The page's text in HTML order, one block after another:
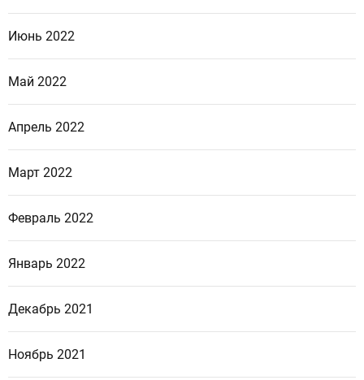
Июнь 2022
Май 2022
Апрель 2022
Март 2022
Февраль 2022
Январь 2022
Декабрь 2021
Ноябрь 2021